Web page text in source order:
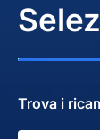
Trova i